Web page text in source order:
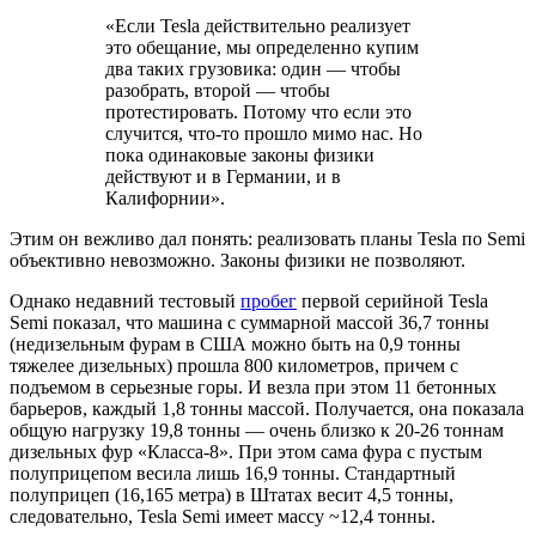
«Если Tesla действительно реализует
это обещание, мы определенно купим
два таких грузовика: один — чтобы
разобрать, второй — чтобы
протестировать. Потому что если это
случится, что-то прошло мимо нас. Но
пока одинаковые законы физики
действуют и в Германии, и в
Калифорнии».
Этим он вежливо дал понять: реализовать планы Tesla по Semi
объективно невозможно. Законы физики не позволяют.
Однако недавний тестовый пробег первой серийной Tesla
Semi показал, что машина с суммарной массой 36,7 тонны
(недизельным фурам в США можно быть на 0,9 тонны
тяжелее дизельных) прошла 800 километров, причем с
подъемом в серьезные горы. И везла при этом 11 бетонных
барьеров, каждый 1,8 тонны массой. Получается, она показала
общую нагрузку 19,8 тонны — очень близко к 20-26 тоннам
дизельных фур «Класса-8». При этом сама фура с пустым
полуприцепом весила лишь 16,9 тонны. Стандартный
полуприцеп (16,165 метра) в Штатах весит 4,5 тонны,
следовательно, Tesla Semi имеет массу ~12,4 тонны.